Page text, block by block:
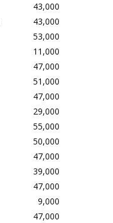
43,000
43,000
53,000
11,000
47,000
51,000
47,000
29,000
55,000
50,000
47,000
39,000
47,000
9,000
47,000